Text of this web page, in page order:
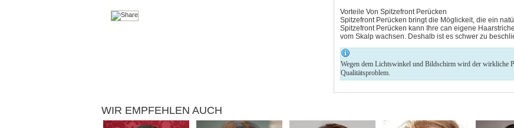
Vorteile Von Spitzefront Perücken
Spitzefront Perücken bringt die Möglickeit, die ein
Spitzefront Perücken kann Ihre can eigene
vom Skalp wachsen. Deshalb ist es schwer zu
Wegen dem Lichtswinkel und Bildschirm wird der wirkliche
Qualitätsproblem.
WIR EMPFEHLEN AUCH